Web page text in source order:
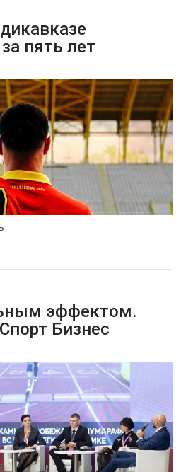
пять лет
эффектом.
Бизнес